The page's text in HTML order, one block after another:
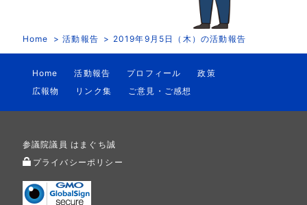
Home 活動報告 2019年9月5日（木）の活動報告
Home 活動報告 プロフィール
政策
広報物
リンク集 ご意見・ご感想
参議院議員 はまぐち誠
プライバシーポリシー